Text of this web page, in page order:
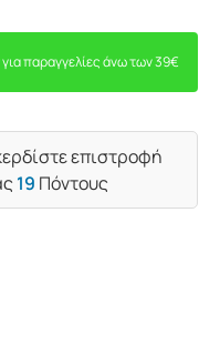
παραγγελίες άνω των 39€
επιστροφή
19 Πόντους